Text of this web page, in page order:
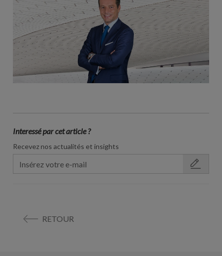
Interessé par cet article ?
Recevez nos actualités et insights
RETOUR